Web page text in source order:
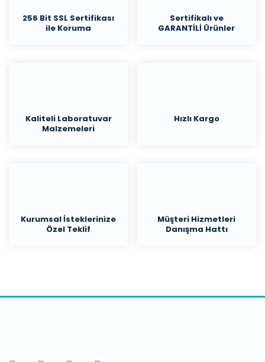
256 Bit SSL Sertifikası
ile Koruma
Sertifikalı ve
GARANTİLİ Ürünler
Kaliteli Laboratuvar
Malzemeleri
Hızlı Kargo
Kurumsal İsteklerinize
Özel Teklif
Müşteri Hizmetleri
Danışma Hattı